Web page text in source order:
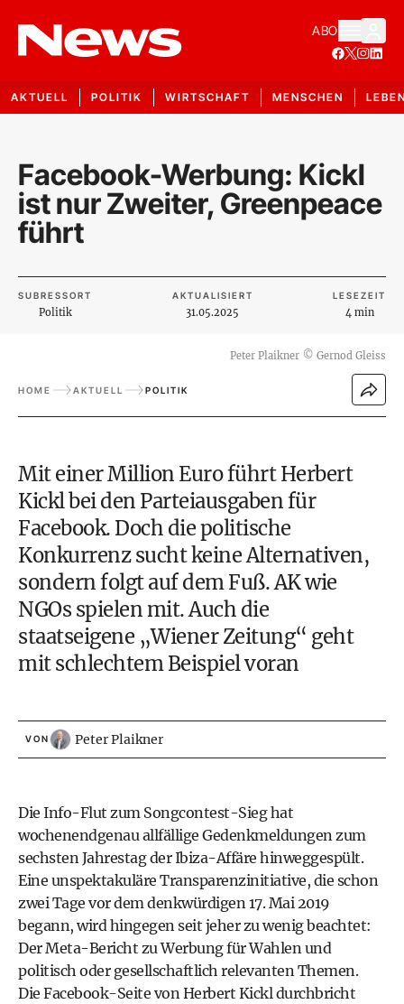
ABO
AKTUELL POLITIK WIRTSCHAFT MENSCHEN
Facebook-Werbung: Kickl
ist nur Zweiter, Greenpeace
führt
SUBRESSORT
Politik
AKTUALISIERT
31.05.2025
LESEZEIT
4 min
Peter Plaikner © Gernod Gleiss
HOME AKTUELL POLITIK
Mit einer Million Euro führt Herbert
Kickl bei den Parteiausgaben für
Facebook. Doch die politische
Konkurrenz sucht keine Alternativen,
sondern folgt auf dem Fuß. AK wie
NGOs spielen mit. Auch die
staatseigene „Wiener Zeitung“ geht
mit schlechtem Beispiel voran
VON Peter Plaikner
Die Info-Flut zum Songcontest-Sieg hat
wochenendgenau allfällige Gedenkmeldungen zum
sechsten Jahrestag der Ibiza-Affäre hinweggespült.
Eine unspektakuläre Transparenzinitiative, die schon
zwei Tage vor dem denkwürdigen 17. Mai 2019
begann, wird hingegen seit jeher zu wenig beachtet:
Der Meta-Bericht zu Werbung für Wahlen und
politisch oder gesellschaftlich relevanten Themen.
Die Facebook-Seite von Herbert Kickl durchbricht